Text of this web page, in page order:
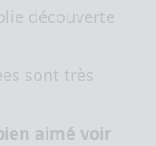
découverte
sont très
aimé voir